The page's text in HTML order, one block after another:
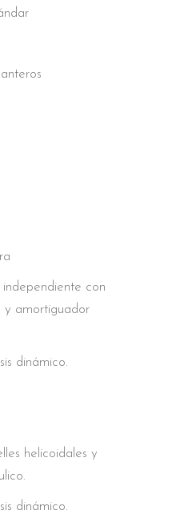
con
y amortiguador
dinámico.
helicoidales y
dinámico.